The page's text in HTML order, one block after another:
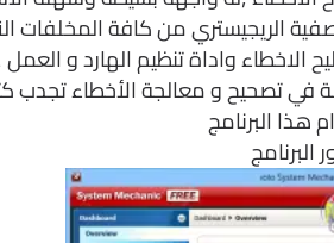
الريجيستري من كافة المخلفات
الاخطاء واداة تنظيم الهارد و
في تصحيح و معالجة الأخطاء تجدب
هذا البرنامج
البرنامج